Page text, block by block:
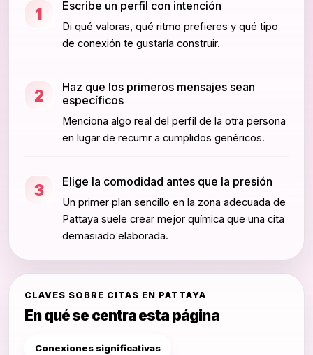
1 Escribe un perfil con intención
Di qué valoras, qué ritmo prefieres y qué tipo
de conexión te gustaría construir.
2
Haz que los primeros mensajes sean
específicos
Menciona algo real del perfil de la otra persona
en lugar de recurrir a cumplidos genéricos.
3 Elige la comodidad antes que la presión
Un primer plan sencillo en la zona adecuada de
Pattaya suele crear mejor química que una cita
demasiado elaborada.
CLAVES SOBRE CITAS EN PATTAYA
En qué se centra esta página
Conexiones significativas